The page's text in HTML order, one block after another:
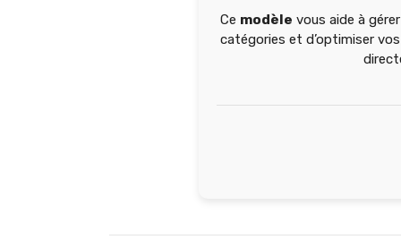
Ce modèle vous aide à
catégories et d’optimiser